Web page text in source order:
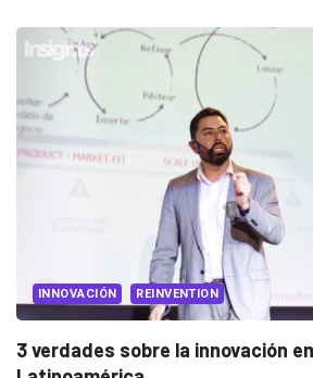
REINVENTION
sobre la innovación